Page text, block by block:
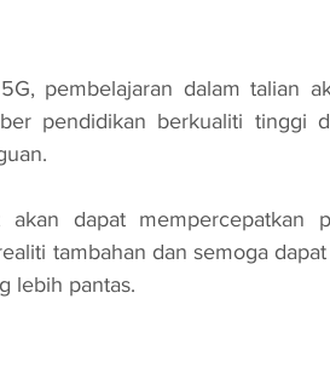
pembelajaran dalam talian
pendidikan berkualiti tinggi
akan dapat mempercepatkan
tambahan dan semoga
lebih pantas.